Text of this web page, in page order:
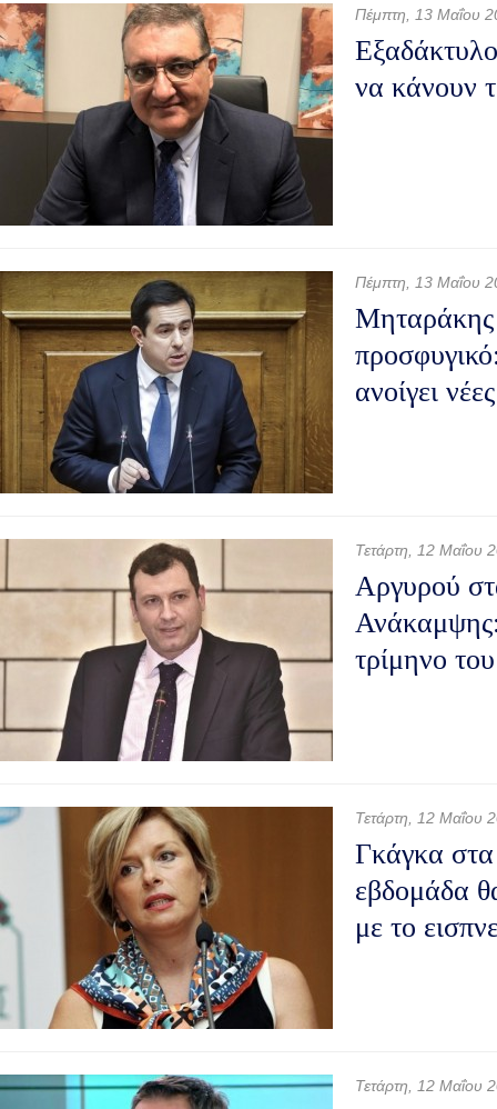
Πέμπτη, 13 Μαΐου
να κάνουν
Πέμπτη, 13 Μαΐου
Μηταράκης
ανοίγει
Τετάρτη, 12 Μαΐου
Αργυρού
τρίμηνο
Τετάρτη, 12 Μαΐου
Γκάγκα
εβδομάδα
με το
Τετάρτη, 12 Μαΐου